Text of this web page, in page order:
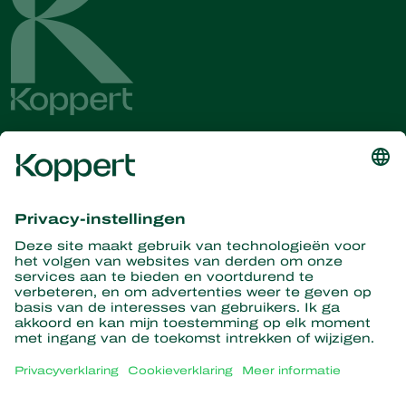
Ontvang het laatste nieuws en
informatie
Hier aanmelden
Partners with Nature
Roofmijten
Roofinsecten